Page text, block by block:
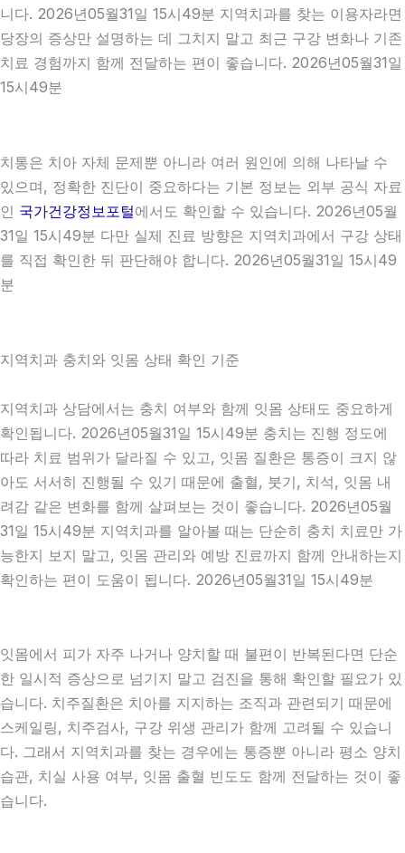
니다. 2026년05월31일 15시49분 지역치과를 찾는 이용자라면
당장의 증상만 설명하는 데 그치지 말고 최근 구강 변화나 기존
치료 경험까지 함께 전달하는 편이 좋습니다. 2026년05월31일
15시49분
치통은 치아 자체 문제뿐 아니라 여러 원인에 의해 나타날 수
있으며, 정확한 진단이 중요하다는 기본 정보는 외부 공식 자료
인 국가건강정보포털에서도 확인할 수 있습니다. 2026년05월
31일 15시49분 다만 실제 진료 방향은 지역치과에서 구강 상태
를 직접 확인한 뒤 판단해야 합니다. 2026년05월31일 15시49
분
지역치과 충치와 잇몸 상태 확인 기준
지역치과 상담에서는 충치 여부와 함께 잇몸 상태도 중요하게
확인됩니다. 2026년05월31일 15시49분 충치는 진행 정도에
따라 치료 범위가 달라질 수 있고, 잇몸 질환은 통증이 크지 않
아도 서서히 진행될 수 있기 때문에 출혈, 붓기, 치석, 잇몸 내
려감 같은 변화를 함께 살펴보는 것이 좋습니다. 2026년05월
31일 15시49분 지역치과를 알아볼 때는 단순히 충치 치료만 가
능한지 보지 말고, 잇몸 관리와 예방 진료까지 함께 안내하는지
확인하는 편이 도움이 됩니다. 2026년05월31일 15시49분
잇몸에서 피가 자주 나거나 양치할 때 불편이 반복된다면 단순
한 일시적 증상으로 넘기지 말고 검진을 통해 확인할 필요가 있
습니다. 치주질환은 치아를 지지하는 조직과 관련되기 때문에
스케일링, 치주검사, 구강 위생 관리가 함께 고려될 수 있습니
다. 그래서 지역치과를 찾는 경우에는 통증뿐 아니라 평소 양치
습관, 치실 사용 여부, 잇몸 출혈 빈도도 함께 전달하는 것이 좋
습니다.